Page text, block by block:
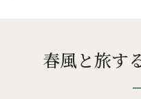
春風と旅す